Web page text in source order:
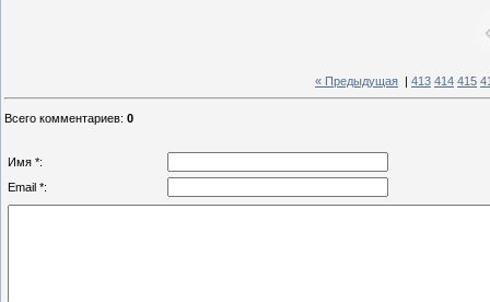
« Предыдущая 413 414 415
Всего комментариев: 0
Имя *:
Email *: